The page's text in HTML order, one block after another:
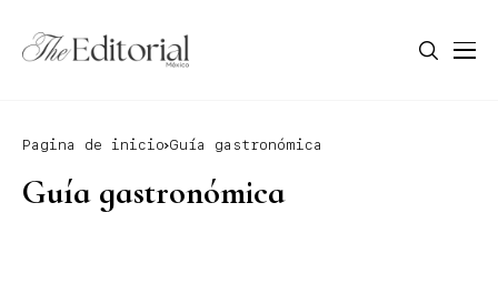
Pagina de inicio Guía gastronómica
Guía gastronómica